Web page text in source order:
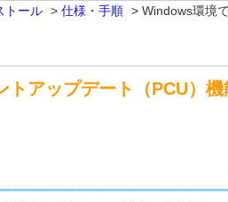
トール > 仕様・手順 > Windows環境
アップデート（PCU）